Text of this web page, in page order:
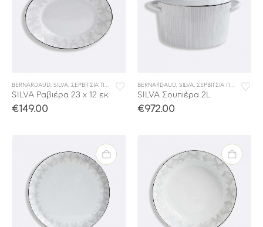
BERNARDAUD, SILVA, ΣΕΡΒΙΤΣΙΑ ΠΟΡΣΕΛΑΝΗΣ ,ΣΕΡΒΙΤΣΙΑ ΦΑΓΗΤΟΥ
SILVA Ραβιέρα 23 x 12 εκ.
€149.00
BERNARDAUD, SILVA, ΣΕΡΒΙΤΣΙΑ ΠΟΡΣΕΛΑΝΗΣ
SILVA Σουπιέρα 2L
€972.00